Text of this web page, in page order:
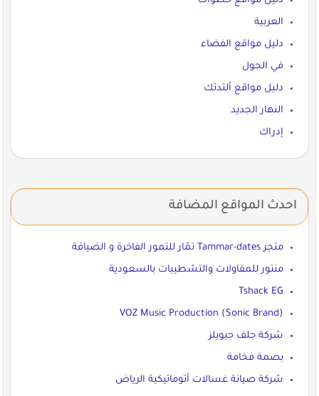
العربية
دليل مواقع الفضاء
في الجول
دليل مواقع ألتدتك
النهار الجديد
إدراك
احدث المواقع المضافة
متجر Tammar-dates تمّار للتمور الفاخرة و الضيافة
منتور للمقاولات والتشطيبات بالسعودية
Tshack EG
VOZ Music Production (Sonic Brand)
شركة جلف جيويلز
بصمة فخامة
شركة صيانة غسالات أتوماتيكية الرياض